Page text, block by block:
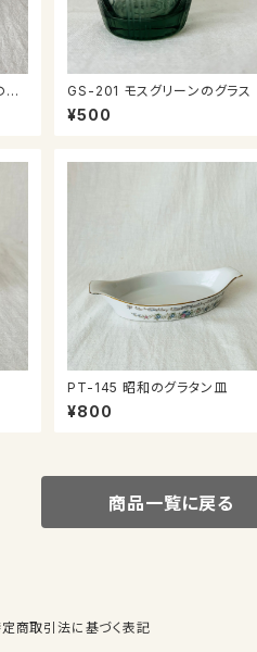
ミ
GS-201 モスグリーンのグラス
¥500
PT-145 昭和のグラタン皿
¥800
商品一覧に戻る
商取引法に基づく表記